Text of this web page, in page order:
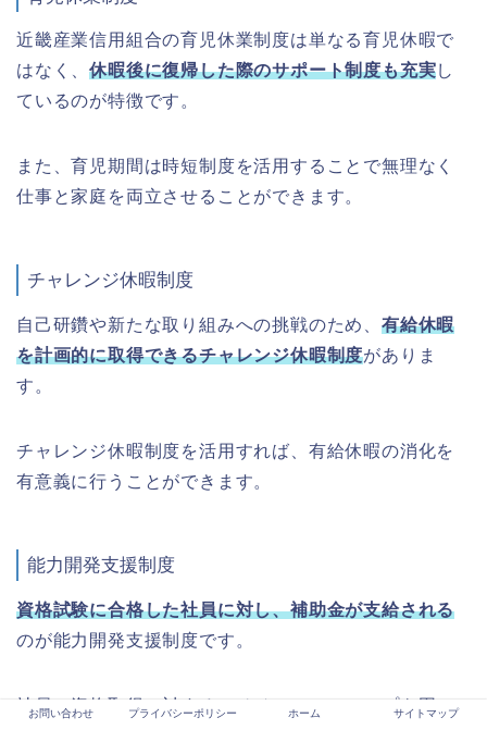
近畿産業信用組合の育児休業制度は単なる育児休暇で
はなく、休暇後に復帰した際のサポート制度も充実し
ているのが特徴です。
また、育児期間は時短制度を活用することで無理なく
仕事と家庭を両立させることができます。
チャレンジ休暇制度
自己研鑽や新たな取り組みへの挑戦のため、 有給休暇
を計画的に取得できるチャレンジ休暇制度がありま
す。
チャレンジ休暇制度を活用すれば、有給休暇の消化を
有意義に行うことができます。
能力開発支援制度
資格試験に合格した社員に対し、補助金が支給される
のが能力開発支援制度です。
社員の資格取得に対するモチベーションアップを図
お問い合わせ プライバシーポリシー ホーム サイトマップ